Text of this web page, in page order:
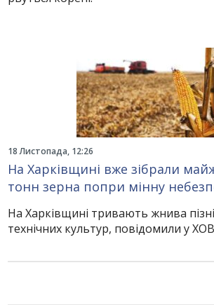
18 Листопада, 12:26
На Харківщині вже зібрали
тонн зерна попри мінну
На Харківщині тривають жнива
технічних культур, повідомили у